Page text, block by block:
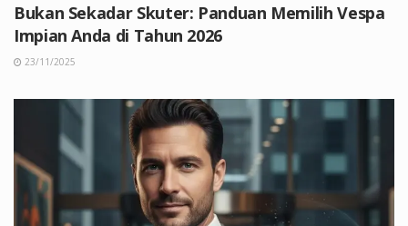
Bukan Sekadar Skuter: Panduan Memilih Vespa
Impian Anda di Tahun 2026
23/11/2025